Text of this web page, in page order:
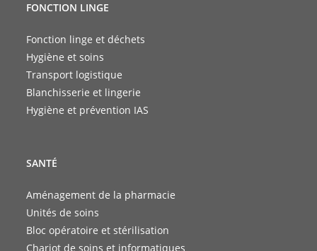
FONCTION LINGE
Fonction linge et déchets
Hygiène et soins
Transport logistique
Blanchisserie et lingerie
Hygiène et prévention IAS
SANTÉ
Aménagement de la pharmacie
Unités de soins
Bloc opératoire et stérilisation
Chariot de soins et informatiques